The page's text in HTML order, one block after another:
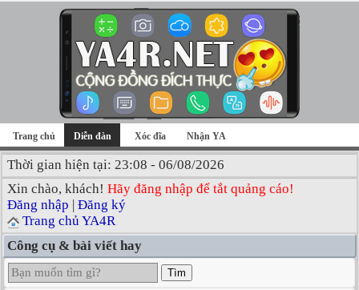
Trang chủ Diễn đàn Xóc đĩa Nhận YA
Thời gian hiện tại: 23:08 - 06/08/2026
Xin chào, khách! Hãy đăng nhập để tắt quảng cáo!
Đăng nhập | Đăng ký
Trang chủ YA4R
Công cụ & bài viết hay
Tìm